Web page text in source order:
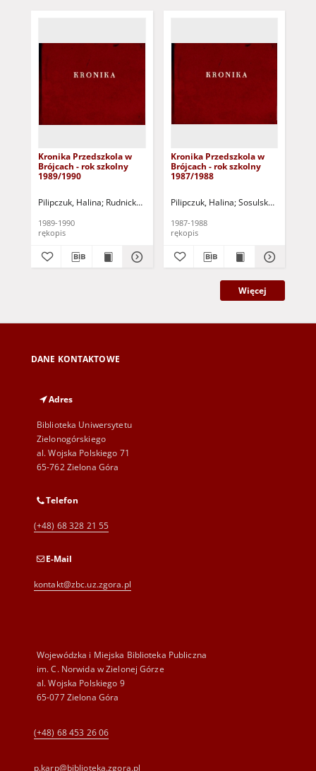
Kronika Przedszkola w
Brójcach - rok szkolny
1989/1990
Pilipczuk, Halina Rudnicka, Elżbieta Sosulska, Małgorzata
1989-1990
rękopis
Kronika Przedszkola w
Brójcach - rok szkolny
1987/1988
Pilipczuk, Halina Sosulska,
1987-1988
rękopis
Więcej
DANE KONTAKTOWE
Adres
Biblioteka Uniwersytetu
Zielonogórskiego
al. Wojska Polskiego 71
65-762 Zielona Góra
Telefon
(+48) 68 328 21 55
E-Mail
kontakt@zbc.uz.zgora.pl
Wojewódzka i Miejska Biblioteka Publiczna
im. C. Norwida w Zielonej Górze
al. Wojska Polskiego 9
65-077 Zielona Góra
(+48) 68 453 26 06
p.karp@biblioteka.zgora.pl